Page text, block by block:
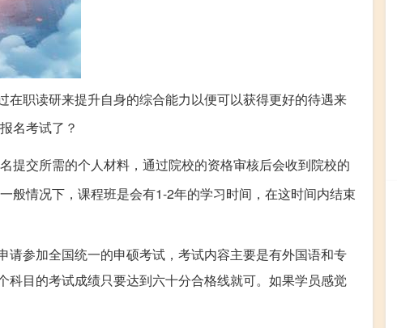
职读研来提升自身的综合能力以便可以获得更好的待遇来
名考试了？
提交所需的个人材料，通过院校的资格审核后会收到院校的
般情况下，课程班是会有1-2年的学习时间，在这时间内结束
参加全国统一的申硕考试，考试内容主要是有外国语和专
目的考试成绩只要达到六十分合格线就可。如果学员感觉